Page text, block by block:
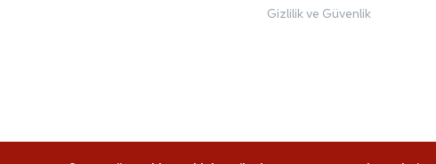
Gizlilik ve Güvenlik